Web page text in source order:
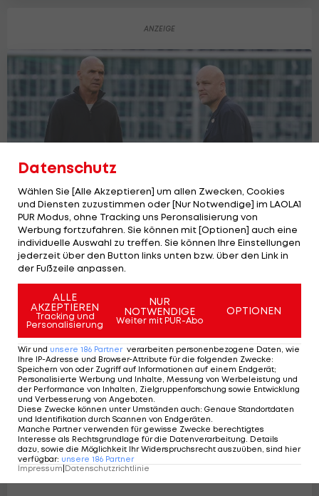
Salzburg denkt wohl an 18-jährigen
Offensivmann aus Polen
Datenschutz
Wählen Sie [Alle Akzeptieren] um allen Zwecken, Cookies
und Diensten zuzustimmen oder [Nur Notwendige] im LAOLA1
PUR Modus, ohne Tracking uns Peronsalisierung von
Werbung fortzufahren. Sie können mit [Optionen] auch eine
individuelle Auswahl zu treffen. Sie können Ihre Einstellungen
jederzeit über den Button links unten bzw. über den Link in
der Fußzeile anpassen.
ALLE
AKZEPTIEREN
Tracking und
Personalisierung
NUR
NOTWENDIGE
Weiter mit PUR-Abo
OPTIONEN
Wir und unsere 186 Partner verarbeiten personenbezogene Daten, wie
Ihre IP-Adresse und Browser-Attribute für die folgenden Zwecke:
Speichern von oder Zugriff auf Informationen auf einem Endgerät;
Personalisierte Werbung und Inhalte, Messung von Werbeleistung und
der Performance von Inhalten, Zielgruppenforschung sowie Entwicklung
und Verbesserung von Angeboten.
Diese Zwecke können unter Umständen auch: Genaue Standortdaten
und Identifikation durch Scannen von Endgeräten.
Manche Partner verwenden für gewisse Zwecke berechtigtes
Interesse als Rechtsgrundlage für die Datenverarbeitung. Details
dazu, sowie die Möglichkeit Ihr Widerspruchsrecht auszuüben, sind hier
verfügbar: unsere 186 Partner
Impressum Datenschutzrichtlinie